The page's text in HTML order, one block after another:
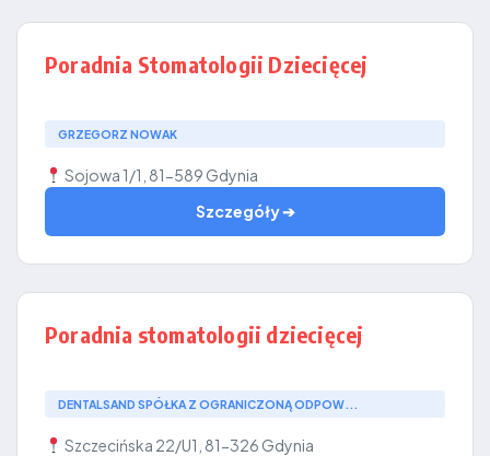
Poradnia Stomatologii Dziecięcej
GRZEGORZ NOWAK
Sojowa 1/1, 81-589 Gdynia
Szczegóły ➔
Poradnia stomatologii dziecięcej
DENTALSAND SPÓŁKA Z OGRANICZONĄ ODPOW...
Szczecińska 22/U1, 81-326 Gdynia